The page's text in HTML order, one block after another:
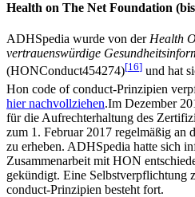
Health on The Net Foundation
ADHSpedia wurde von der Health
vertrauenswürdige
(HONConduct454274)[16] und hat
Hon code of conduct-Prinzipien
hier nachvollziehen.Im Dezember
für die Aufrechterhaltung des
zum 1. Februar 2017 regelmäßig an
zu erheben. ADHSpedia hatte sich
Zusammenarbeit mit HON
gekündigt. Eine Selbstverpflichtung
conduct-Prinzipien besteht fort.